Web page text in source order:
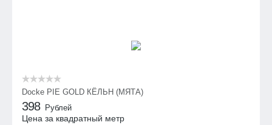
Docke PIE GOLD КЁЛЬН (МЯТА)
398 Рублей
Цена за квадратный метр